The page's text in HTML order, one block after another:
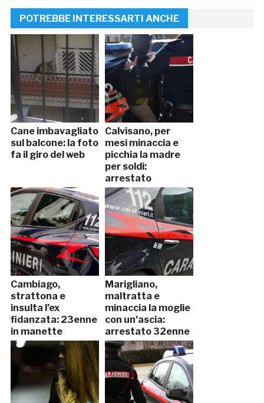
POTREBBE INTERESSARTI ANCHE
Cane imbavagliato
sul balcone: la foto
fa il giro del web
Calvisano, per
mesi minaccia e
picchia la madre
per soldi:
arrestato
Cambiago,
strattona e
insulta l’ex
fidanzata: 23enne
in manette
Marigliano,
maltratta e
minaccia la moglie
con un’ascia:
arrestato 32enne